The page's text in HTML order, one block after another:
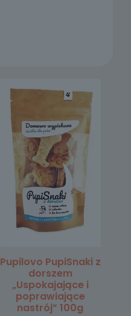
Pupilovo PupiSnaki z
dorszem
„Uspokajające i
poprawiające
nastrój” 100g